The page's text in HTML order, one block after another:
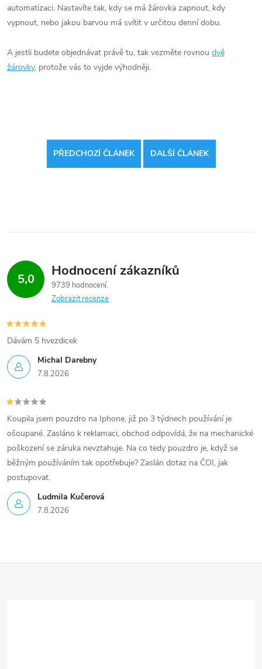
automatizaci. Nastavíte tak, kdy se má žárovka zapnout, kdy
vypnout, nebo jakou barvou má svítit v určitou denní dobu.
A jestli budete objednávat právě tu, tak vezměte rovnou dvě
žárovky, protože vás to vyjde výhodněji.
PŘEDCHOZÍ ČLÁNEK DALŠÍ ČLÁNEK
5,0 Hodnocení zákazníků
9739 hodnocení
Zobrazit recenze
Michal Darebny
7.8.2026
Dávám 5 hvezdicek
Ludmila Kučerová
7.8.2026
Koupila jsem pouzdro na Iphone, již po 3 týdnech používání je
ošoupané. Zasláno k reklamaci, obchod odpovídá, že na mechanické
poškození se záruka nevztahuje. Na co tedy pouzdro je, když se
běžným používáním tak opotřebuje? Zaslán dotaz na ČOI, jak
postupovat.